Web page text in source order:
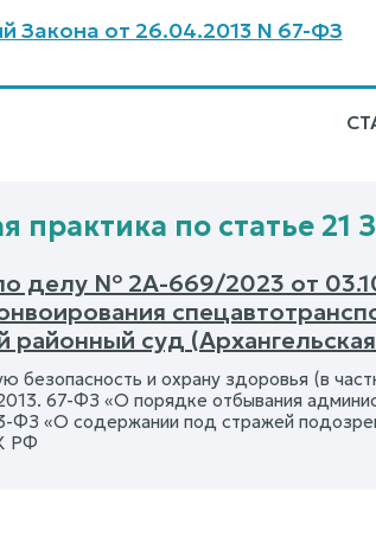
Закона от 26.04.2013 N 67-ФЗ
практика по статье 21
делу № 2А-669/2023 от
районный суд
безопасность и охрану здоровья (в
67-ФЗ «О порядке отбывания
ФЗ «О содержании под стражей
РФ